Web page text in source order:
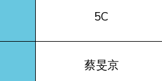
5C
蔡旻京